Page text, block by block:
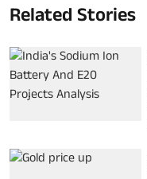
Related Stories